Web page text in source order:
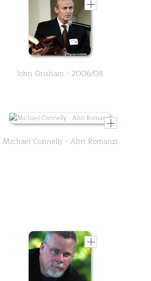
John Grisham - 2006/08
Michael Connelly - Altri Romanzi